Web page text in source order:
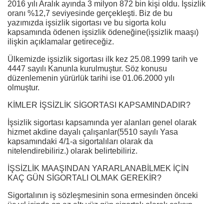
2016 yılı Aralık ayında 3 milyon 872 bin kişi oldu. İşsizlik
oranı %12,7 seviyesinde gerçekleşti. Biz de bu
yazımızda işsizlik sigortası ve bu sigorta kolu
kapsamında ödenen işsizlik ödeneğine(işsizlik maaşı)
ilişkin açıklamalar getireceğiz.
Ülkemizde işsizlik sigortası ilk kez 25.08.1999 tarih ve
4447 sayılı Kanunla kurulmuştur. Söz konusu
düzenlemenin yürürlük tarihi ise 01.06.2000 yılı
olmuştur.
KİMLER İŞSİZLİK SİGORTASI KAPSAMINDADIR?
İşsizlik sigortası kapsamında yer alanları genel olarak
hizmet akdine dayalı çalışanlar(5510 sayılı Yasa
kapsamındaki 4/1-a sigortalıları olarak da
nitelendirebiliriz.) olarak belirtebiliriz.
İŞSİZLİK MAAŞINDAN YARARLANABİLMEK İÇİN
KAÇ GÜN SİGORTALI OLMAK GEREKİR?
Sigortalının iş sözleşmesinin sona ermesinden önceki